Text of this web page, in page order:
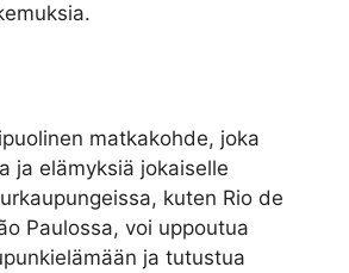
matkakohde, joka
ja elämyksiä jokaiselle
kuten Rio de
Paulossa, voi uppoutua
ja tutustua